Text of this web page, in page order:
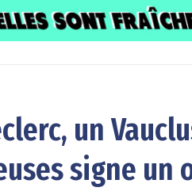
un
signe un